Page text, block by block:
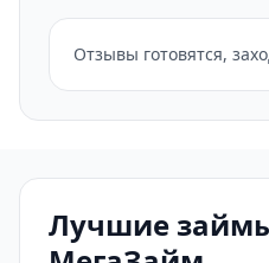
Отзывы готовятся,
Лучшие